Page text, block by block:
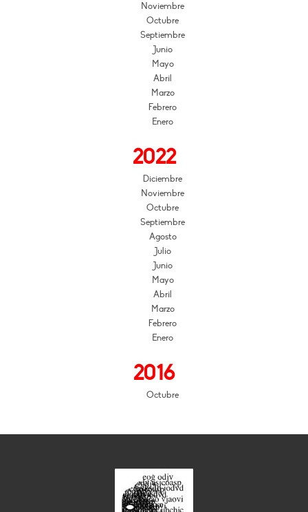
Noviembre
Octubre
Septiembre
Junio
Mayo
Abril
Marzo
Febrero
Enero
2022
Diciembre
Noviembre
Octubre
Septiembre
Agosto
Julio
Junio
Mayo
Abril
Marzo
Febrero
Enero
2016
Octubre